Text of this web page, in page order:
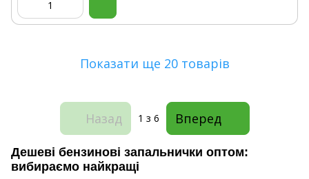
Дешеві бензинові запальнички оптом:
вибираємо найкращі
Показати ще 20 товарів
Назад 1 з 6 Вперед